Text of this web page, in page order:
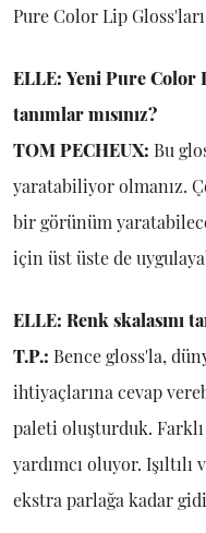
Pure Color Lip
ELLE: Yeni Pure Color
tanımlar mısınız?
TOMPECHEUX: Bu
yaratabiliyor olmanız.
bir görünüm
için üst üste de
ELLE: Renk skalasını
T.P.: Bence gloss'la,
ihtiyaçlarına cevap
paleti oluşturduk.
yardımcı oluyor.
ekstra parlağa kadar